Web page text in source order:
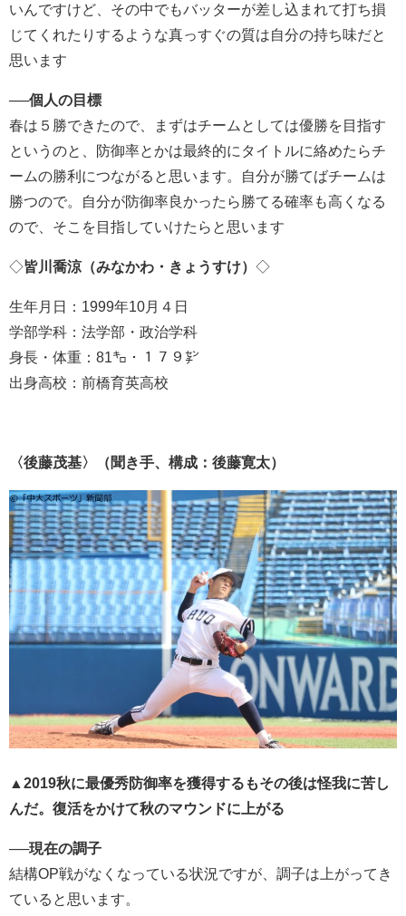
いんですけど、その中でもバッターが差し込まれて打ち損
じてくれたりするような真っすぐの質は自分の持ち味だと
思います
──個人の目標
春は５勝できたので、まずはチームとしては優勝を目指す
というのと、防御率とかは最終的にタイトルに絡めたらチ
ームの勝利につながると思います。自分が勝てばチームは
勝つので。自分が防御率良かったら勝てる確率も高くなる
ので、そこを目指していけたらと思います
◇皆川喬涼（みなかわ・きょうすけ） ◇
生年月日：1999年10月４日
学部学科：法学部・政治学科
身長・体重：81㌔・１７９㌢
出身高校：前橋育英高校
〈後藤茂基〉（聞き手、構成：後藤寛太）
▲2019秋に最優秀防御率を獲得するもその後は怪我に苦し
んだ。復活をかけて秋のマウンドに上がる
──現在の調子
結構OP戦がなくなっている状況ですが、調子は上がってき
ていると思います。